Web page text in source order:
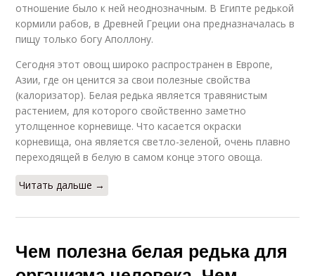
отношение было к ней неоднозначным. В Египте редькой
кормили рабов, в Древней Греции она предназначалась в
пищу только богу Аполлону.
Сегодня этот овощ широко распространен в Европе,
Азии, где он ценится за свои полезные свойства
(калоризатор). Белая редька является травянистым
растением, для которого свойственно заметно
утолщенное корневище. Что касается окраски
корневища, она является светло-зеленой, очень плавно
переходящей в белую в самом конце этого овоща.
Читать дальше →
Чем полезна белая редька для